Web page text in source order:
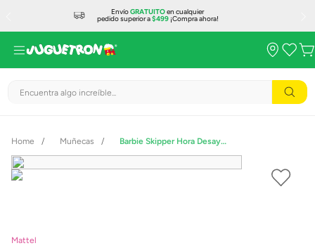
EnvíoGRATUITOen cualquier
pedido superior a$499¡Compra ahora!
Encuentra algo increíble...
Muñecas Barbie Skipper Hora Desayuno Con Bebé
Mattel